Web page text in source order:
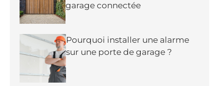
garage connectée
Pourquoi installer une alarme
sur une porte de garage ?